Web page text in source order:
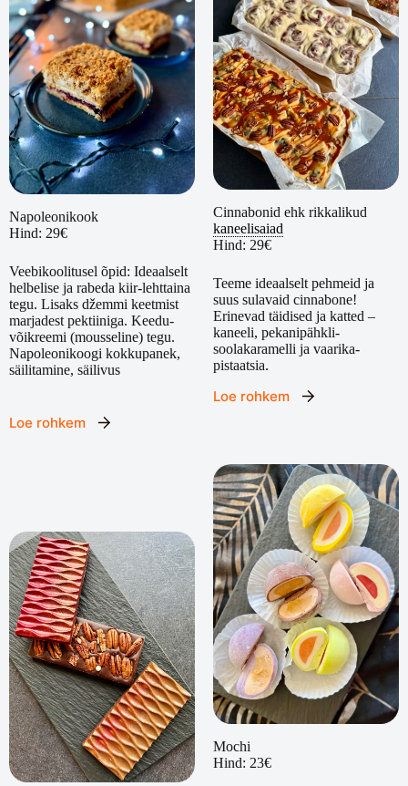
Napoleonikook
Hind: 29€
Veebikoolitusel õpid: Ideaalselt
helbelise ja rabeda kiir-lehttaina
tegu. Lisaks džemmi keetmist
marjadest pektiiniga. Keedu-
võikreemi (mousseline) tegu.
Napoleonikoogi kokkupanek,
säilitamine, säilivus
Loe rohkem
Cinnabonid ehk rikkalikud
kaneelisaiad
Hind: 29€
Teeme ideaalselt pehmeid ja
suus sulavaid cinnabone!
Erinevad täidised ja katted –
kaneeli, pekanipähkli-
soolakaramelli ja vaarika-
pistaatsia.
Loe rohkem
Mochi
Hind: 23€